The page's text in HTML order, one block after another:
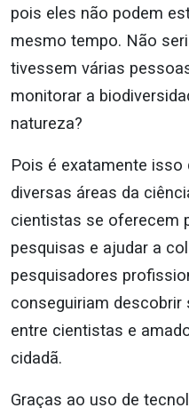
pois eles não podem
mesmo tempo. Não
tivessem várias
monitorar a
natureza?
Pois é exatamente
diversas áreas da
cientistas se oferecem
pesquisas e ajudar a
pesquisadores
conseguiriam descobrir
entre cientistas e
cidadã.
Graças ao uso de